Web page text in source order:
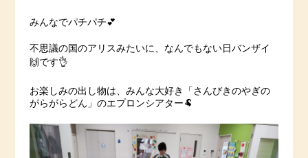
みんなでパチパチ💕
不思議の国のアリスみたいに、なんでもない日バンザイ
🙌です👌
お楽しみの出し物は、みんな大好き「さんびきのやぎの
がらがらどん」のエプロンシアター🐏